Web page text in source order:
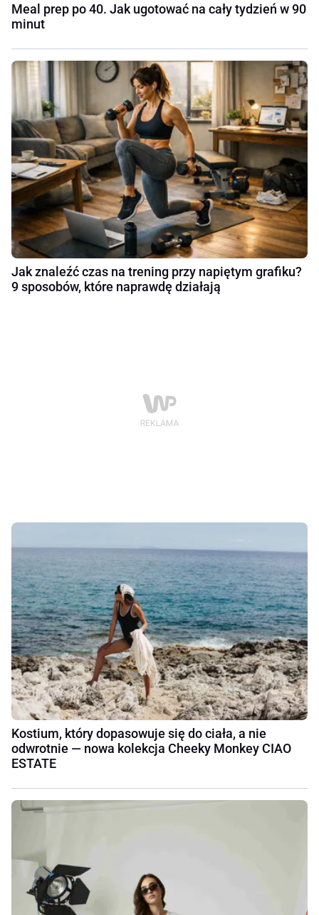
Meal prep po 40. Jak ugotować na cały tydzień w 90
minut
Jak znaleźć czas na trening przy napiętym grafiku?
9 sposobów, które naprawdę działają
Kostium, który dopasowuje się do ciała, a nie
odwrotnie — nowa kolekcja Cheeky Monkey CIAO
ESTATE